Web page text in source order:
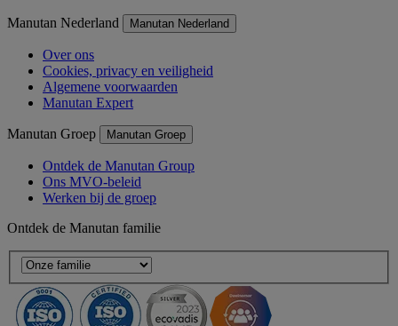
Manutan Nederland Manutan Nederland
Over ons
Cookies, privacy en veiligheid
Algemene voorwaarden
Manutan Expert
Manutan Groep Manutan Groep
Ontdek de Manutan Group
Ons MVO-beleid
Werken bij de groep
Ontdek de Manutan familie